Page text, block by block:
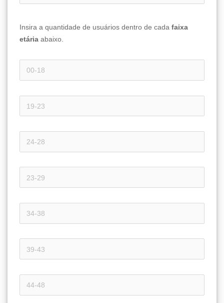
Insira a quantidade de usuários dentro de cada faixa
etária abaixo.